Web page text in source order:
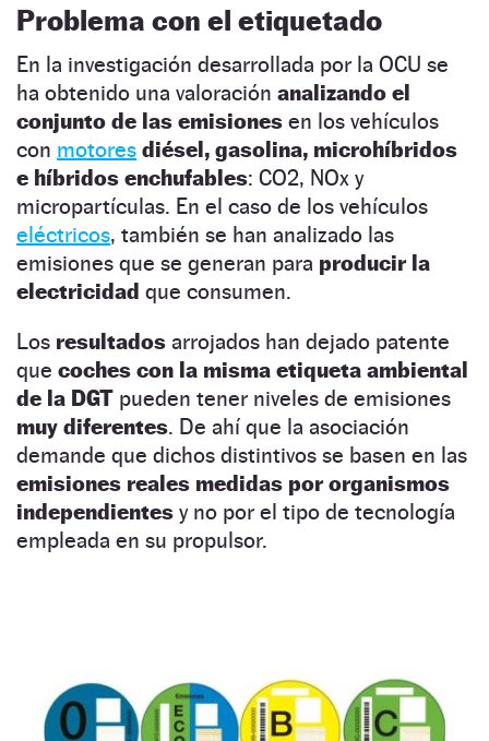
Problema con el etiquetado
En la investigación desarrollada por la OCU se
ha obtenido una valoración analizando el
conjunto de las emisiones en los vehículos
con motores diésel, gasolina, microhíbridos
e híbridos enchufables: CO2, NOx y
micropartículas. En el caso de los vehículos
eléctricos, también se han analizado las
emisiones que se generan para producir la
electricidad que consumen.
Los resultados arrojados han dejado patente
que coches con la misma etiqueta ambiental
de la DGT pueden tener niveles de emisiones
muy diferentes. De ahí que la asociación
demande que dichos distintivos se basen en las
emisiones reales medidas por organismos
independientes y no por el tipo de tecnología
empleada en su propulsor.